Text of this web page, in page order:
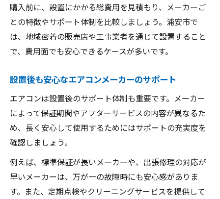
購入前に、設置にかかる総費用を見積もり、メーカーご
との特徴やサポート体制を比較しましょう。浦安市で
は、地域密着の販売店や工事業者を通じて設置すること
で、費用面でも安心できるケースが多いです。
設置後も安心なエアコンメーカーのサポート
エアコンは設置後のサポート体制も重要です。メーカー
によって保証期間やアフターサービスの内容が異なるた
め、長く安心して使用するためにはサポートの充実度を
確認しましょう。
例えば、標準保証が長いメーカーや、出張修理の対応が
早いメーカーは、万が一の故障時にも安心感がありま
す。また、定期点検やクリーニングサービスを提供して